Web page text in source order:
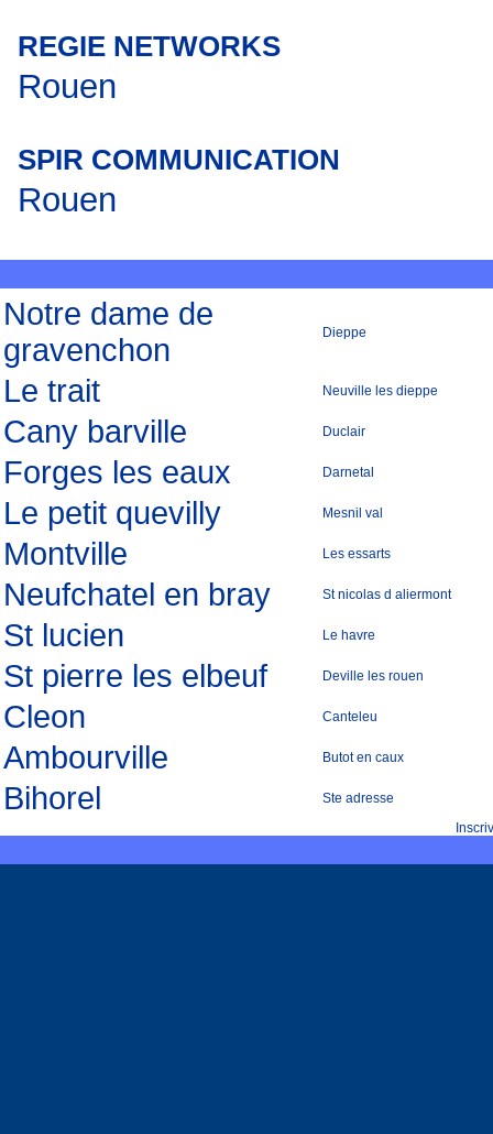
REGIE NETWORKS
Rouen
SPIR COMMUNICATION
Rouen
Notre dame de
gravenchon
Dieppe
Le trait Neuville les dieppe
Cany barville Duclair
Forges les eaux Darnetal
Le petit quevilly Mesnil val
Montville Les essarts
Neufchatel en bray St nicolas d aliermont
St lucien Le havre
St pierre les elbeuf Deville les rouen
Cleon Canteleu
Ambourville Butot en caux
Bihorel
Ste adresse